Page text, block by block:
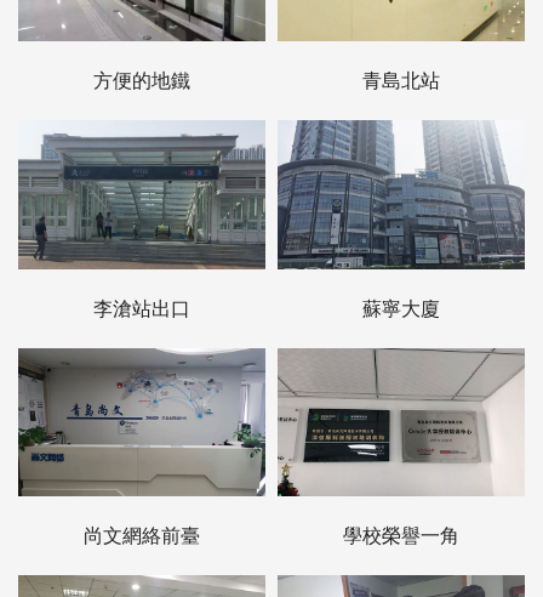
方便的地鐵 青島北站
李滄站出口 蘇寧大廈
尚文網絡前臺 學校榮譽一角